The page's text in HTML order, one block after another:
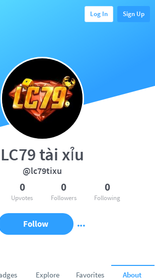
Log In Sign Up
Explore Favorites About
LC79 tài xỉu
@lc79tixu
0
Upvotes
0
Followers
0
Following
Follow